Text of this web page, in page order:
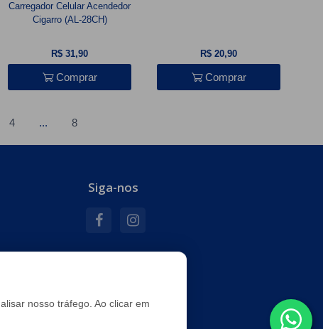
Carregador Celular Acendedor
Cigarro (AL-28CH)
R$ 31,90
Comprar
R$ 20,90
Comprar
4 ... 8
Siga-nos
nosso tráfego. Ao clicar em